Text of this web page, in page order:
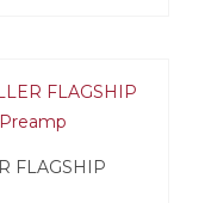
FLAGSHIP